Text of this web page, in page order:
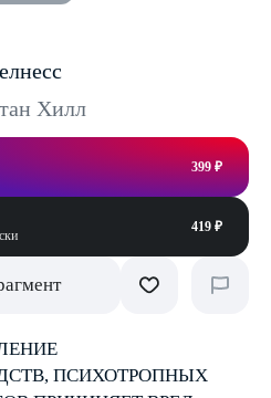
Хилл
399 ₽
419 ₽
ПСИХОТРОПНЫХ